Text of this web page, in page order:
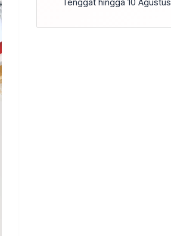
Tenggat hingga 10 Agustus